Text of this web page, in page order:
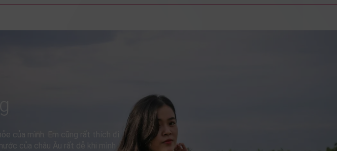
của mình. Em cũng rất thích đi
của châu Âu rất dễ khi mình